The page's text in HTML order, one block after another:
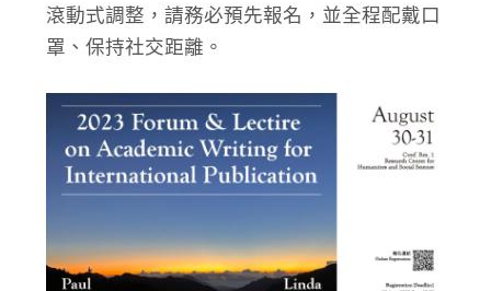
滾動式調整，請務必預先報名，並全程配戴口
罩、保持社交距離。